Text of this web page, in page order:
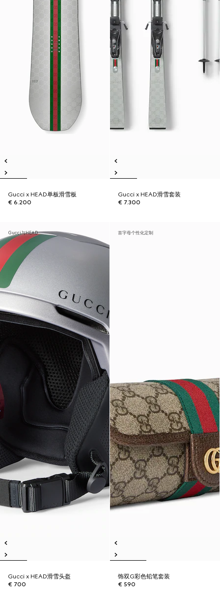
Gucci x HEAD单板滑雪板
€ 6.200
Gucci x HEAD滑雪套装
€ 7.300
Gucci与HEAD
Gucci x HEAD滑雪头盔
€ 700
首字母个性化定制
饰双G彩色铅笔套装
€ 590